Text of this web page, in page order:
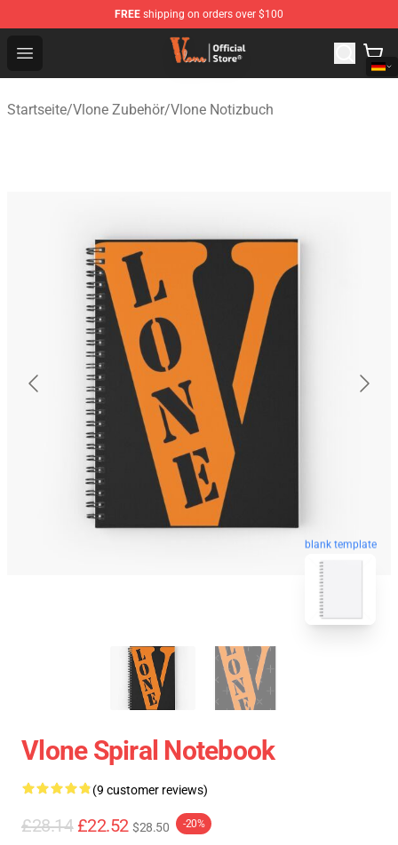
FREE shipping on orders over $100
Open menu
Vlone Shop - Official Vlone Merchandise Store
Startseite/Vlone Zubehör/Vlone Notizbuch
blank template
Vlone Spiral Notebook
(9 customer reviews)
£28.14 £22.52 $28.50 -20%